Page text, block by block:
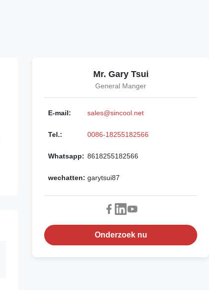
Mr. Gary Tsui
General Manger
E-mail: sales@sincool.net
Tel.: 0086-18255182566
Whatsapp: 8618255182566
wechatten: garytsui87
Onderzoek nu